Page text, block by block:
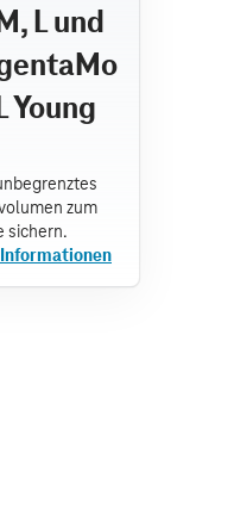
L und
Young